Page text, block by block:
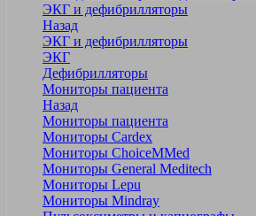
ЭКГ и дефибрилляторы
Назад
ЭКГ и дефибрилляторы
ЭКГ
Дефибрилляторы
Мониторы пациента
Назад
Мониторы пациента
Мониторы Cardex
Мониторы ChoiceMMed
Мониторы General Meditech
Мониторы Lepu
Мониторы Mindray